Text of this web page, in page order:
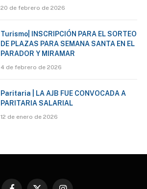
20 de febrero de 2026
Turismo| INSCRIPCIÓN PARA EL SORTEO
DE PLAZAS PARA SEMANA SANTA EN EL
PARADOR Y MIRAMAR
4 de febrero de 2026
Paritaria | LA AJB FUE CONVOCADA A
PARITARIA SALARIAL
12 de enero de 2026